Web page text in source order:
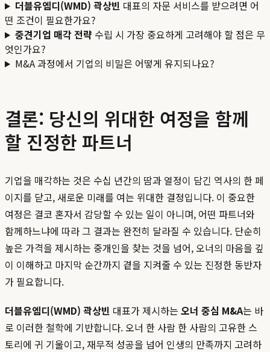
더블유엠디(WMD) 곽상빈 대표의 자문 서비스를 받으려면 어
떤 조건이 필요한가요?
중견기업 매각 전략 수립 시 가장 중요하게 고려해야 할 점은 무
엇인가요?
M&A 과정에서 기업의 비밀은 어떻게 유지되나요?
결론: 당신의 위대한 여정을 함께
할 진정한 파트너
기업을 매각하는 것은 수십 년간의 땀과 열정이 담긴 역사의 한 페
이지를 닫고, 새로운 미래를 여는 위대한 결정입니다. 이 중요한
여정은 결코 혼자서 감당할 수 있는 일이 아니며, 어떤 파트너와
함께하느냐에 따라 그 결과는 완전히 달라질 수 있습니다. 단순히
높은 가격을 제시하는 중개인을 찾는 것을 넘어, 오너의 마음을 깊
이 이해하고 마지막 순간까지 곁을 지켜줄 수 있는 진정한 동반자
가 필요합니다.
더블유엠디(WMD) 곽상빈 대표가 제시하는 오너 중심 M&A는 바
로 이러한 철학에 기반합니다. 오너 한 사람 한 사람의 고유한 스
토리에 귀 기울이고, 재무적 성공을 넘어 인생의 만족까지 고려하